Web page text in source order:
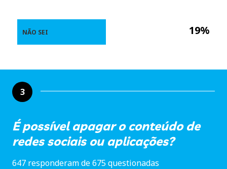
19%
NÃO SEI
3
É possível apagar o conteúdo de
redes sociais ou aplicações?
647 responderam de 675 questionadas